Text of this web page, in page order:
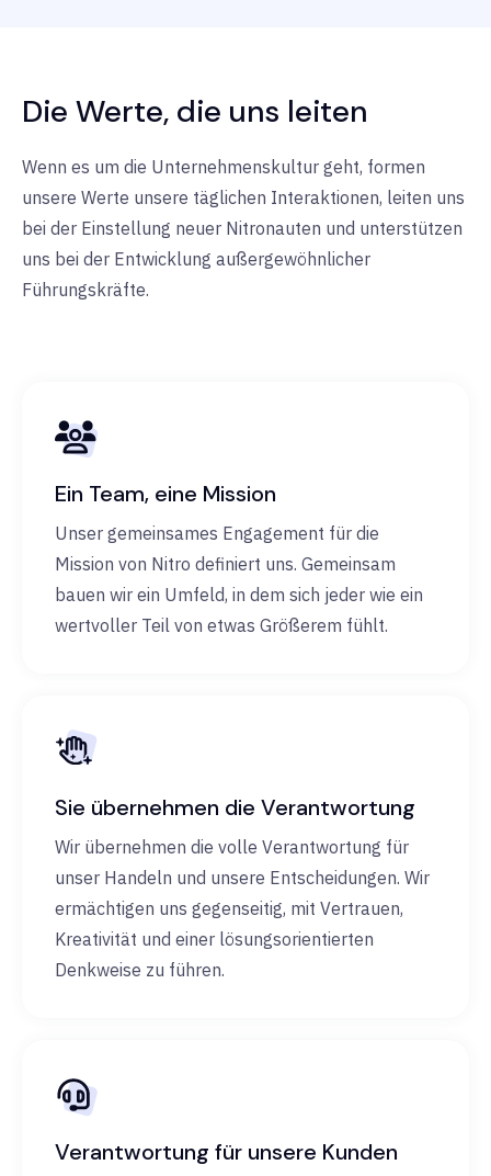
Die Werte, die uns leiten
Wenn es um die Unternehmenskultur geht, formen
unsere Werte unsere täglichen Interaktionen, leiten uns
bei der Einstellung neuer Nitronauten und unterstützen
uns bei der Entwicklung außergewöhnlicher
Führungskräfte.
Ein Team, eine Mission
Unser gemeinsames Engagement für die
Mission von Nitro definiert uns. Gemeinsam
bauen wir ein Umfeld, in dem sich jeder wie ein
wertvoller Teil von etwas Größerem fühlt.
Sie übernehmen die Verantwortung
Wir übernehmen die volle Verantwortung für
unser Handeln und unsere Entscheidungen. Wir
ermächtigen uns gegenseitig, mit Vertrauen,
Kreativität und einer lösungsorientierten
Denkweise zu führen.
Verantwortung für unsere Kunden